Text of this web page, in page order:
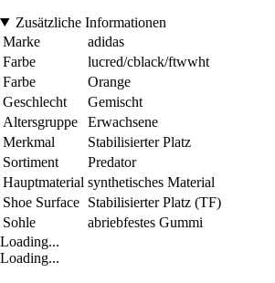
Zusätzliche Informationen
Marke
adidas
Farbe
lucred/cblack/ftwwht
Farbe
Orange
Geschlecht
Gemischt
Altersgruppe
Erwachsene
Merkmal
Stabilisierter Platz
Sortiment
Predator
Hauptmaterial synthetisches Material
Shoe Surface Stabilisierter Platz (TF)
Sohle
abriebfestes Gummi
Loading...
Loading...